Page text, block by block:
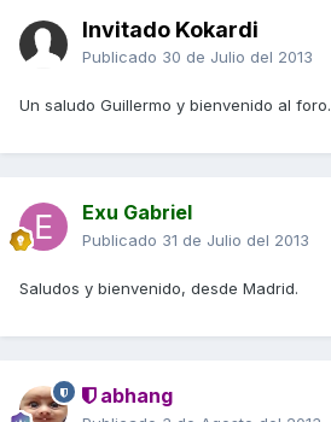
Invitado Kokardi
Publicado 30 de Julio del 2013
Un saludo Guillermo y bienvenido al foro.
Exu Gabriel
Publicado 31 de Julio del 2013
Saludos y bienvenido, desde Madrid.
abhang